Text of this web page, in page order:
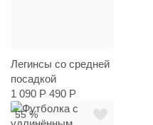
Легинсы со средней
посадкой
1 090 Р 490 Р
55 %